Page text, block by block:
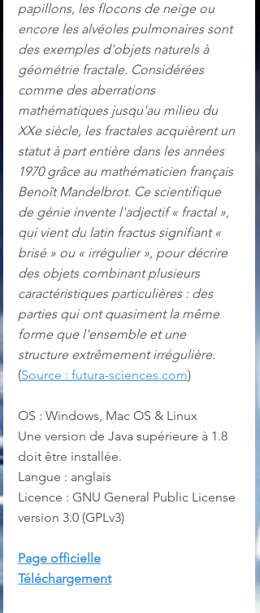
papillons, les flocons de neige ou
encore les alvéoles pulmonaires sont
des exemples d'objets naturels à
géométrie fractale. Considérées
comme des aberrations
mathématiques jusqu'au milieu du
XXe siècle, les fractales acquièrent un
statut à part entière dans les années
1970 grâce au mathématicien français
Benoît Mandelbrot. Ce scientifique
de génie invente l'adjectif « fractal »,
qui vient du latin fractus signifiant «
brisé » ou « irrégulier », pour décrire
des objets combinant plusieurs
caractéristiques particulières : des
parties qui ont quasiment la même
forme que l'ensemble et une
structure extrêmement irrégulière.
(Source : futura-sciences.com)
OS : Windows, Mac OS & Linux
Une version de Java supérieure à 1.8
doit être installée.
Langue : anglais
Licence : GNU General Public License
version 3.0 (GPLv3)
Page officielle
Téléchargement